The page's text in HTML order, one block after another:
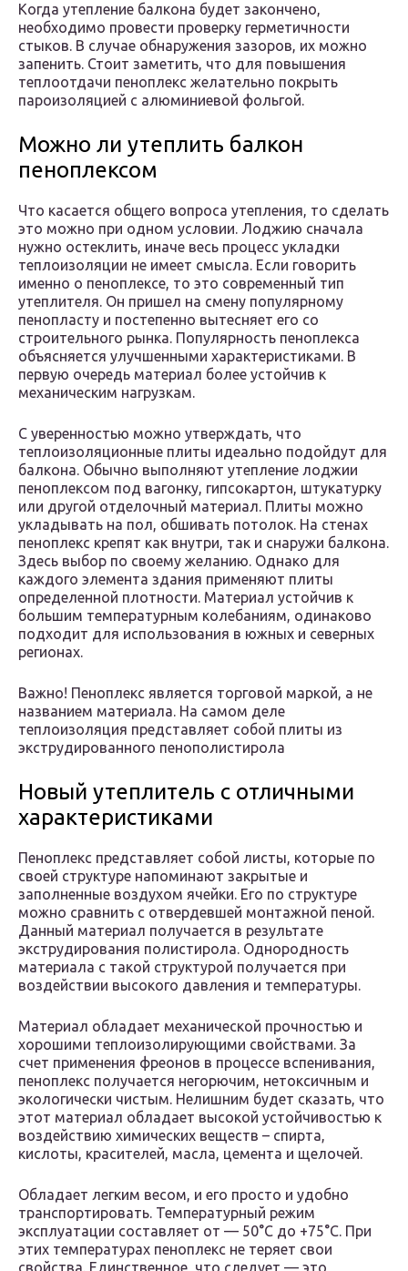
Когда утепление балкона будет закончено,
необходимо провести проверку герметичности
стыков. В случае обнаружения зазоров, их можно
запенить. Стоит заметить, что для повышения
теплоотдачи пеноплекс желательно покрыть
пароизоляцией с алюминиевой фольгой.
Можно ли утеплить балкон
пеноплексом
Что касается общего вопроса утепления, то сделать
это можно при одном условии. Лоджию сначала
нужно остеклить, иначе весь процесс укладки
теплоизоляции не имеет смысла. Если говорить
именно о пеноплексе, то это современный тип
утеплителя. Он пришел на смену популярному
пенопласту и постепенно вытесняет его со
строительного рынка. Популярность пеноплекса
объясняется улучшенными характеристиками. В
первую очередь материал более устойчив к
механическим нагрузкам.
С уверенностью можно утверждать, что
теплоизоляционные плиты идеально подойдут для
балкона. Обычно выполняют утепление лоджии
пеноплексом под вагонку, гипсокартон, штукатурку
или другой отделочный материал. Плиты можно
укладывать на пол, обшивать потолок. На стенах
пеноплекс крепят как внутри, так и снаружи балкона.
Здесь выбор по своему желанию. Однако для
каждого элемента здания применяют плиты
определенной плотности. Материал устойчив к
большим температурным колебаниям, одинаково
подходит для использования в южных и северных
регионах.
Важно! Пеноплекс является торговой маркой, а не
названием материала. На самом деле
теплоизоляция представляет собой плиты из
экструдированного пенополистирола
Новый утеплитель с отличными
характеристиками
Пеноплекс представляет собой листы, которые по
своей структуре напоминают закрытые и
заполненные воздухом ячейки. Его по структуре
можно сравнить с отвердевшей монтажной пеной.
Данный материал получается в результате
экструдирования полистирола. Однородность
материала с такой структурой получается при
воздействии высокого давления и температуры.
Материал обладает механической прочностью и
хорошими теплоизолирующими свойствами. За
счет применения фреонов в процессе вспенивания,
пеноплекс получается негорючим, нетоксичным и
экологически чистым. Нелишним будет сказать, что
этот материал обладает высокой устойчивостью к
воздействию химических веществ – спирта,
кислоты, красителей, масла, цемента и щелочей.
Обладает легким весом, и его просто и удобно
транспортировать. Температурный режим
эксплуатации составляет от — 50°С до +75°С. При
этих температурах пеноплекс не теряет свои
свойства. Единственное, что следует — это